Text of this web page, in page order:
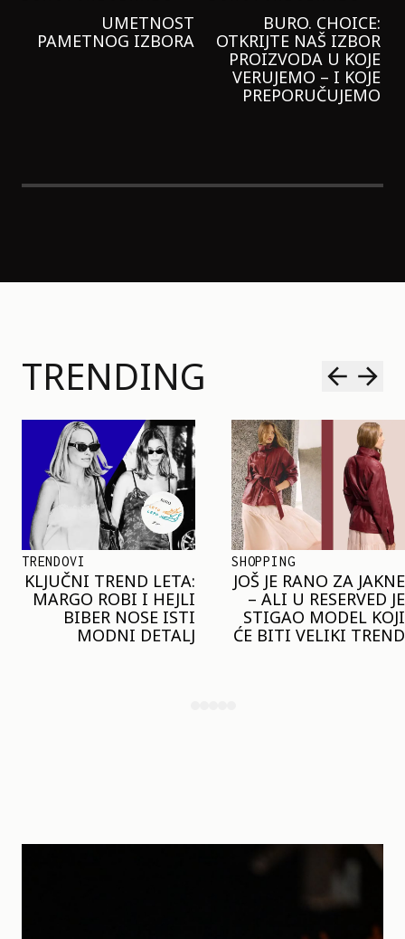
GARNIER KREMU I
NIKADA NIŠTA
LAGANIJE NISAM
KORISTILA
TRENDING
SHOPPING
JOŠ JE RANO ZA JAKNE
– ALI U RESERVED JE
STIGAO MODEL KOJI
ĆE BITI VELIKI TREND
TRENDOVI
NAJVEĆI MIKRO-
TREND SEZONE VAS
POZIVA DA SPOJITE
NESPOJIVO